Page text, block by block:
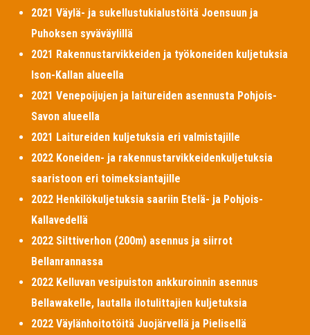
2021 Väylä- ja sukellustukialustöitä Joensuun ja
Puhoksen syväväylillä
2021 Rakennustarvikkeiden ja työkoneiden kuljetuksia
Ison-Kallan alueella
2021 Venepoijujen ja laitureiden asennusta Pohjois-
Savon alueella
2021 Laitureiden kuljetuksia eri valmistajille
2022 Koneiden- ja rakennustarvikkeidenkuljetuksia
saaristoon eri toimeksiantajille
2022 Henkilökuljetuksia saariin Etelä- ja Pohjois-
Kallavedellä
2022 Silttiverhon (200m) asennus ja siirrot
Bellanrannassa
2022 Kelluvan vesipuiston ankkuroinnin asennus
Bellawakelle, lautalla ilotulittajien kuljetuksia
2022 Väylänhoitotöitä Juojärvellä ja Pielisellä